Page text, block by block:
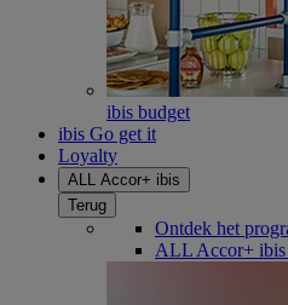
ibis budget
ibis Go get it
Loyalty
ALL Accor+ ibis
Terug
Ontdek het
ALL Accor+ ibis